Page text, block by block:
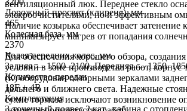
вентиляционный люк. Переднее стекло
элекроочистителями, но и эффективным
Наличие козырька обеспечивает затенение
минимизирует нагрев от попадания
Для обеспечения хорошего обзора,
условий в зоне производства работ, корпус
(К) оборудован обзорными зеркалами
дальнего и ближнего света. Надежные
сухие тормоза исключают возникновение
Дорожный просвет (клиренс), мм
465
Колесная база, мм
2370
Колея передних колес, мм
Задняя — 1500–2100, Передняя —
Количество передач
18F + 4R
Комплектация
3-точечный подвес 2 кат., кабина с